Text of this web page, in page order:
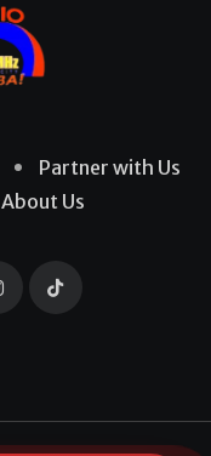
Partner with Us
About Us